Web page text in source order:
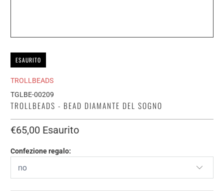
ESAURITO
TROLLBEADS
TGLBE-00209
TROLLBEADS - BEAD DIAMANTE DEL SOGNO
€65,00 Esaurito
Confezione regalo: